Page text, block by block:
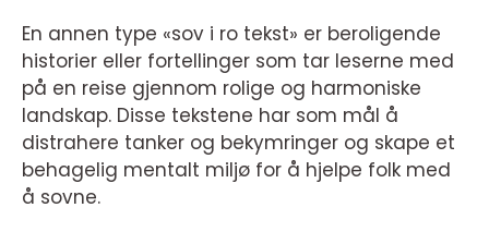
En annen type «sov i ro tekst» er beroligende
historier eller fortellinger som tar leserne med
på en reise gjennom rolige og harmoniske
landskap. Disse tekstene har som mål å
distrahere tanker og bekymringer og skape et
behagelig mentalt miljø for å hjelpe folk med
å sovne.